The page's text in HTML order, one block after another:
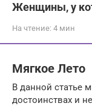
Женщины, у
На чтение: 4 мин
Мягкое Лето
В данной статье
достоинствах и